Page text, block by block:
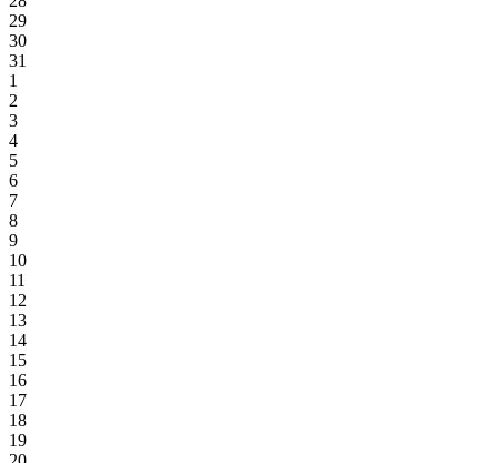
29
30
31
1
2
3
4
5
6
7
8
9
10
11
12
13
14
15
16
17
18
19